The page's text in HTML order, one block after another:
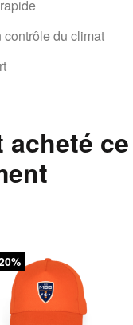
du climat
ce